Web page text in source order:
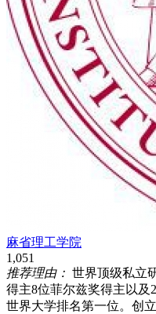
麻省理工学院
1,051
推荐理由： 世界顶级私立
得主8位菲尔兹奖得主以及
世界大学排名第一位。创